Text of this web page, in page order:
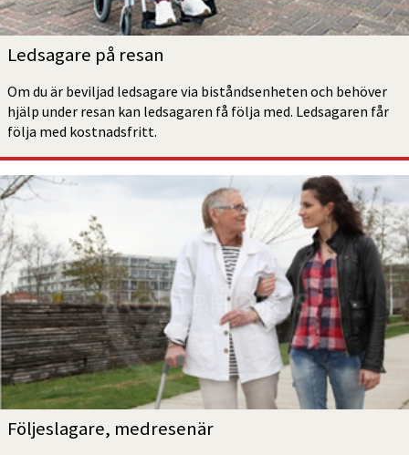
Ledsagare på resan
Om du är beviljad ledsagare via biståndsenheten och behöver
hjälp under resan kan ledsagaren få följa med. Ledsagaren får
följa med kostnadsfritt.
Följeslagare, medresenär